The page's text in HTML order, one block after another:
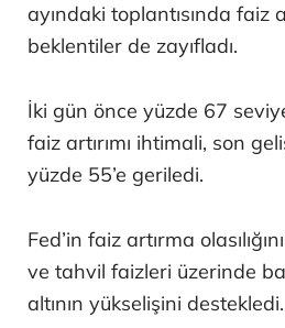
ayındaki toplantısında faiz
beklentiler de zayıfladı.
İki gün önce yüzde 67
faiz artırımı ihtimali, son
yüzde 55’e geriledi.
Fed’in faiz artırma
ve tahvil faizleri üzerinde
altının yükselişini destekledi.